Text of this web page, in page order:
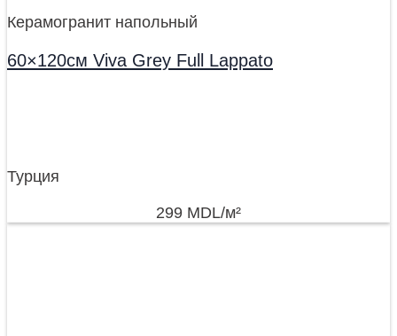
Керамогранит напольный
60×120см Viva Grey Full Lappato
Турция
299 MDL/м²